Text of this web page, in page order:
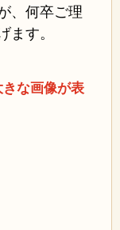
、何卒ご理
ます。
な画像が表